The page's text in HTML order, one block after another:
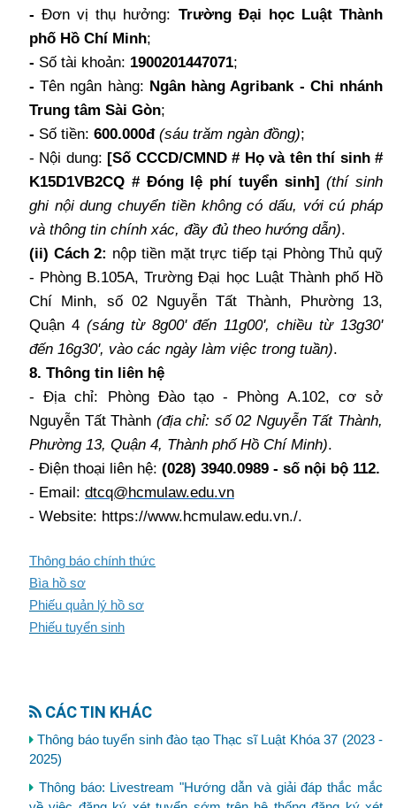
- Đơn vị thụ hưởng: Trường Đại học Luật Thành
phố Hồ Chí Minh;
- Số tài khoản: 1900201447071;
-Tên ngân hàng: Ngân hàng Agribank - Chi nhánh
Trung tâm Sài Gòn;
- Số tiền: 600.000đ (sáu trăm ngàn đồng);
- Nội dung: [Số CCCD/CMND# Họ và tên thí sinh #
K15D1VB2CQ # Đóng lệ phí tuyển sinh](thí sinh
ghi nội dung chuyển tiền không có dấu, với cú pháp
và thông tin chính xác, đầy đủ theo hướng dẫn).
(ii) Cách 2: nộp tiền mặt trực tiếp tại Phòng Thủ quỹ
- Phòng B.105A, Trường Đại học Luật Thành phố Hồ
Chí Minh, số 02 Nguyễn Tất Thành, Phường 13,
Quận 4 (sáng từ 8g00' đến 11g00', chiều từ 13g30'
đến 16g30', vào các ngày làm việc trong tuần).
8. Thông tin liên hệ
- Địa chỉ: Phòng Đào tạo - Phòng A.102, cơ sở
Nguyễn Tất Thành (địa chỉ: số 02 Nguyễn Tất Thành,
Phường 13, Quận 4, Thành phố Hồ Chí Minh).
- Điện thoại liên hệ: (028) 3940.0989 - số nội bộ 112.
- Email: dtcq@hcmulaw.edu.vn
- Website: https://www.hcmulaw.edu.vn./.
Thông báo chính thức
Bìa hồ sơ
Phiếu quản lý hồ sơ
Phiếu tuyển sinh
CÁC TIN KHÁC
Thông báo tuyển sinh đào tạo Thạc sĩ Luật Khóa 37 (2023 -
2025)
Thông báo: Livestream "Hướng dẫn và giải đáp thắc mắc